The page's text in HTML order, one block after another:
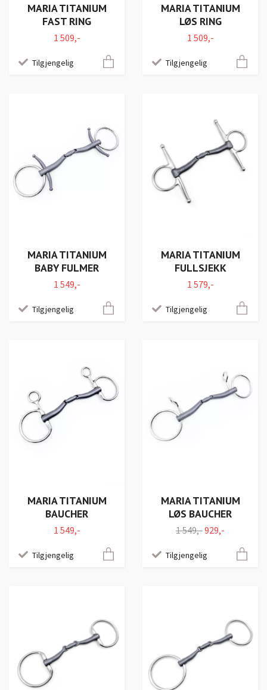
MARIA TITANIUM
FAST RING
1 509,-
Tilgjengelig
MARIA TITANIUM
LØS RING
1 509,-
Tilgjengelig
MARIA TITANIUM
BABY FULMER
1 549,-
Tilgjengelig
MARIA TITANIUM
FULLSJEKK
1 579,-
Tilgjengelig
MARIA TITANIUM
BAUCHER
1 549,-
Tilgjengelig
MARIA TITANIUM
LØS BAUCHER
1 549,-929,-
Tilgjengelig